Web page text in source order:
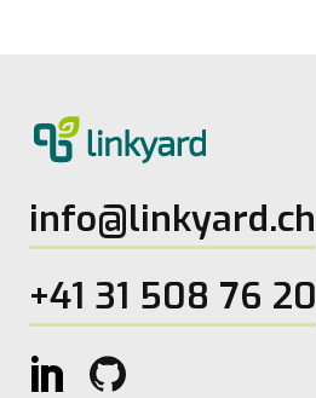
info@linkyard.ch
+41 31 508 76 20